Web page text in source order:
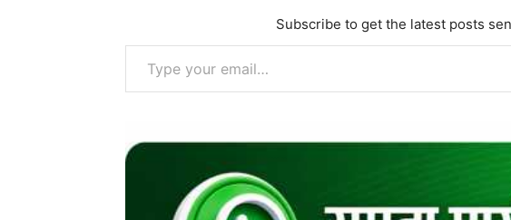
Subscribe to get the latest posts
Type your email…